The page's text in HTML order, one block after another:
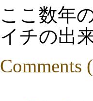
ここ数年
イチの出
Comments